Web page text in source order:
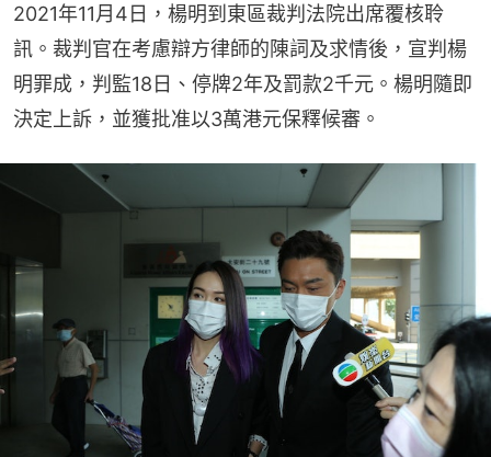
2021年11月4日，楊明到東區裁判法院出席覆核聆
訊。裁判官在考慮辯方律師的陳詞及求情後，宣判楊
明罪成，判監18日、停牌2年及罰款2千元。楊明隨即
決定上訴，並獲批准以3萬港元保釋候審。